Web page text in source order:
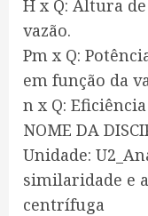
H x Q: Altura
vazão.
Pm x Q:
em função da
n x Q:
NOME DA
Unidade:
similaridade e
centrífuga